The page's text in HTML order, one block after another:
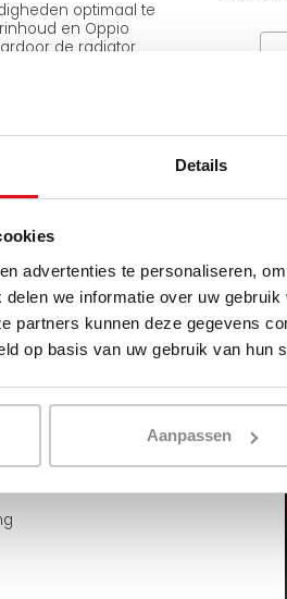
Details
advertenties te personaliseren,
we informatie over uw
partners kunnen deze gegevens
op basis van uw gebruik van hun
Aanpassen
optimaal te
en Oppio
de radiator
waarmee je de
Stuur
Wij